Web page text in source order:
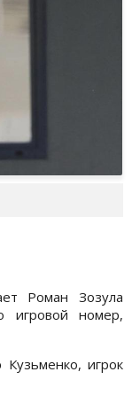
Роман Зозула
игровой номер,
Кузьменко, игрок